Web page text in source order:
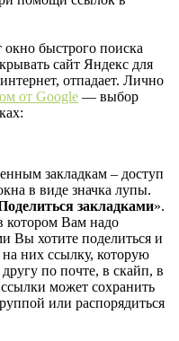
окно быстрого поиска
сайт Яндекс для
отпадает. Лично
от Google — выбор
закладкам – доступ
в виде значка лупы.
закладками».
котором Вам надо
Вы хотите поделиться и
на них ссылку, которую
по почте, в скайп, в
может сохранить
или распорядиться